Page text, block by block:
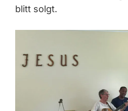
blitt solgt.